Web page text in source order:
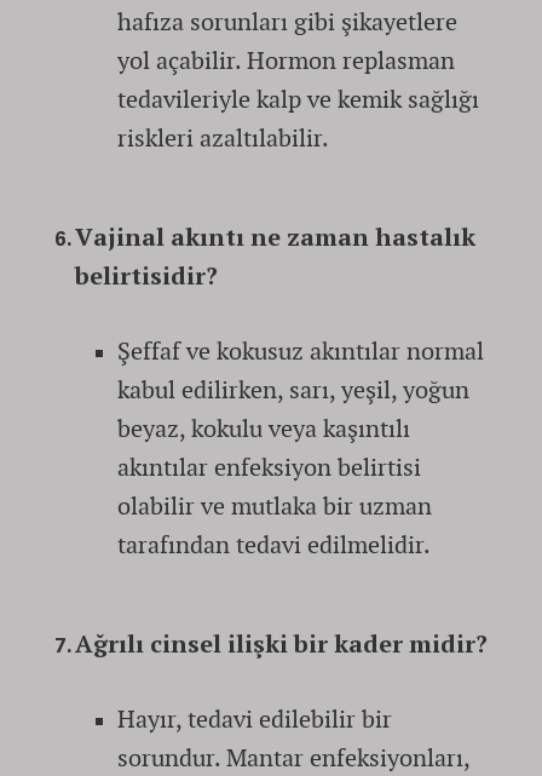
hafıza sorunları gibi şikayetlere
yol açabilir. Hormon replasman
tedavileriyle kalp ve kemik sağlığı
riskleri azaltılabilir.
Vajinal akıntı ne zaman hastalık
belirtisidir?
Şeffaf ve kokusuz akıntılar normal
kabul edilirken, sarı, yeşil, yoğun
beyaz, kokulu veya kaşıntılı
akıntılar enfeksiyon belirtisi
olabilir ve mutlaka bir uzman
tarafından tedavi edilmelidir.
Ağrılı cinsel ilişki bir kader midir?
Hayır, tedavi edilebilir bir
sorundur. Mantar enfeksiyonları,